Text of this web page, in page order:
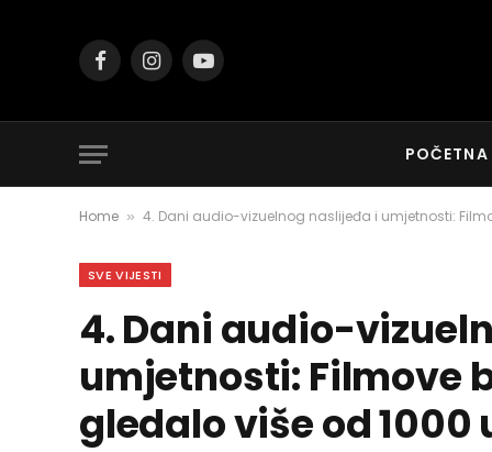
FacebookInstagramYouTube
POČETNA
Home » 4. Dani audio-vizuelnog naslijeđa i umjetnosti:
SVE VIJESTI
4. Dani audio-
umjetnosti: Filmove
gledalo više od 1000